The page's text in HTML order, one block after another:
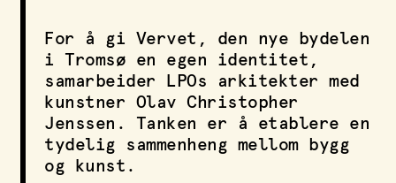
LPO Bergen
LOF
For å gi Vervet, den nye bydelen
i Tromsø en egen identitet,
samarbeider LPOs arkitekter med
kunstner Olav Christopher
Jenssen. Tanken er å etablere en
tydelig sammenheng mellom bygg
og kunst.